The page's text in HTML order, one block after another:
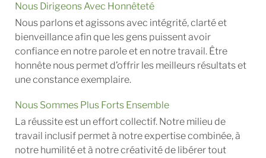
Nous Dirigeons Avec Honnêteté
Nous parlons et agissons avec intégrité, clarté et
bienveillance afin que les gens puissent avoir
confiance en notre parole et en notre travail. Être
honnête nous permet d’offrir les meilleurs résultats et
une constance exemplaire.
Nous Sommes Plus Forts Ensemble
La réussite est un effort collectif. Notre milieu de
travail inclusif permet à notre expertise combinée, à
notre humilité et à notre créativité de libérer tout